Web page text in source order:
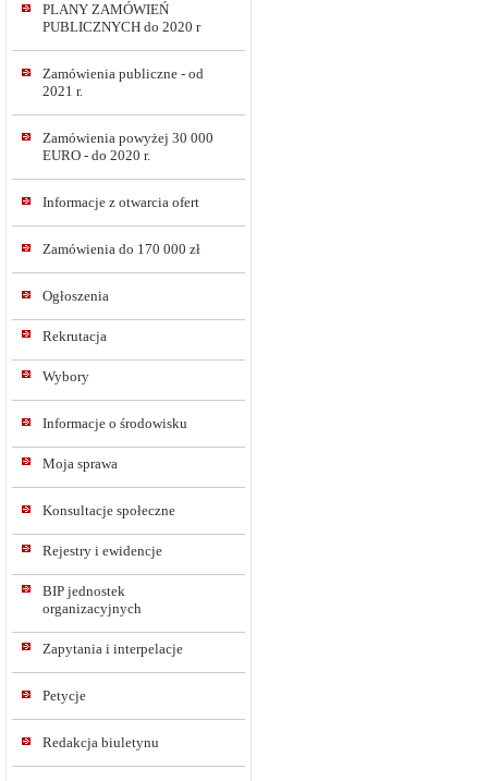
PLANY ZAMÓWIEŃ
PUBLICZNYCH do 2020 r
Zamówienia publiczne - od
2021 r.
Zamówienia powyżej 30 000
EURO - do 2020 r.
Informacje z otwarcia ofert
Zamówienia do 170 000 zł
Ogłoszenia
Rekrutacja
Wybory
Informacje o środowisku
Moja sprawa
Konsultacje społeczne
Rejestry i ewidencje
BIP jednostek
organizacyjnych
Zapytania i interpelacje
Petycje
Redakcja biuletynu